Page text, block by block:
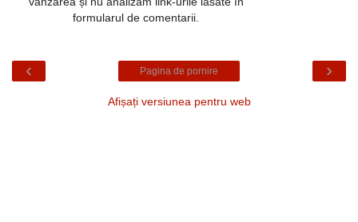
formularul de comentarii.
‹ ›
Pagina de pornire
Afișați versiunea pentru web